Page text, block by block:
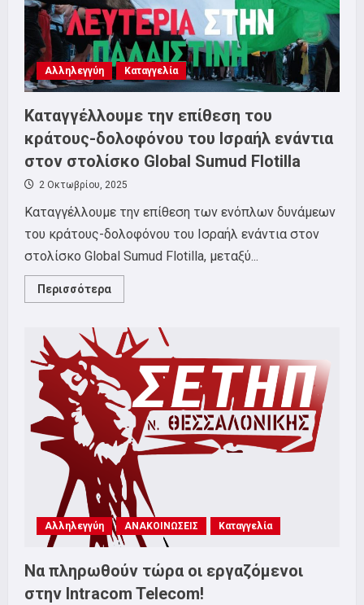
Αλληλεγγύη Καταγγελία
Καταγγέλλουμε την επίθεση του
κράτους-δολοφόνου του Ισραήλ ενάντια
στον στολίσκο Global Sumud Flotilla
2 Οκτωβρίου, 2025
Καταγγέλλουμε την επίθεση των ενόπλων δυνάμεων
του κράτους-δολοφόνου του Ισραήλ ενάντια στον
στολίσκο Global Sumud Flotilla, μεταξύ...
Περισσότερα
more
την
επίθεση
του
κράτους-
δολοφόνου
του
Ισραήλ
ενάντια
στον
στολίσκο
Global
Sumud
Flotilla
Αλληλεγγύη ΑΝΑΚΟΙΝΩΣΕΙΣ Καταγγελία
Να πληρωθούν τώρα οι εργαζόμενοι
στην Intracom Telecom!